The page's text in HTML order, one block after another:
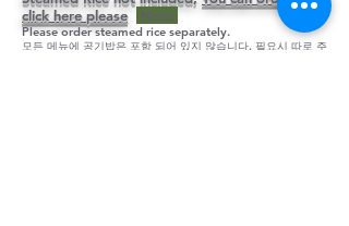
click here please
Note
Please order steamed rice separately.
모든 메뉴에 공기밥은 포함 되어 있지 않습니다. 필요시 따로 주